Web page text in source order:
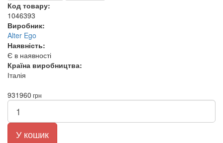
Код товару:
1046393
Виробник:
Alter Ego
Наявність:
Є в наявності
Країна виробництва:
Італія
931960 грн
У кошик